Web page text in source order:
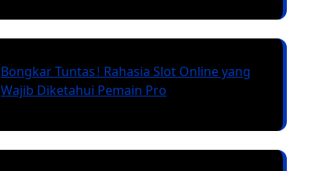
Bongkar Tuntas! Rahasia Slot Online yang
Wajib Diketahui Pemain Pro